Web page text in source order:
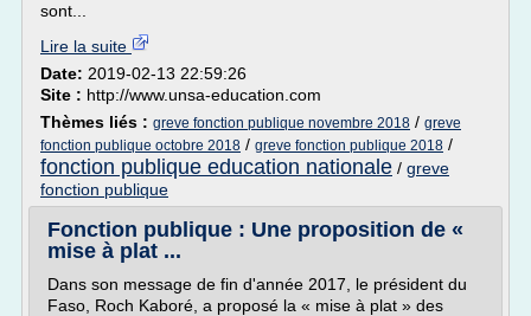
sont...
Lire la suite
Date: 2019-02-13 22:59:26
Site : http://www.unsa-education.com
Thèmes liés : greve fonction publique novembre 2018 / greve
fonction publique octobre 2018 / greve fonction publique 2018 /
fonction publique education nationale / greve
fonction publique
Fonction publique : Une proposition de «
mise à plat ...
Dans son message de fin d'année 2017, le président du
Faso, Roch Kaboré, a proposé la « mise à plat » des